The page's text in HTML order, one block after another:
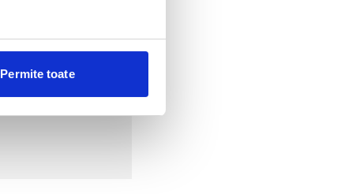
Permite toate